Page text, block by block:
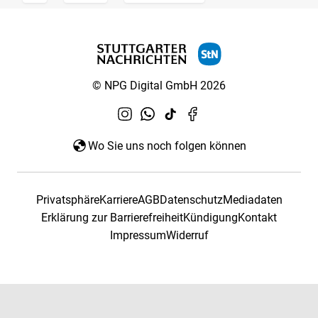
© NPG Digital GmbH 2026
Wo Sie uns noch folgen können
PrivatsphäreKarriereAGBDatenschutzMediadaten
Erklärung zur BarrierefreiheitKündigungKontakt
ImpressumWiderruf